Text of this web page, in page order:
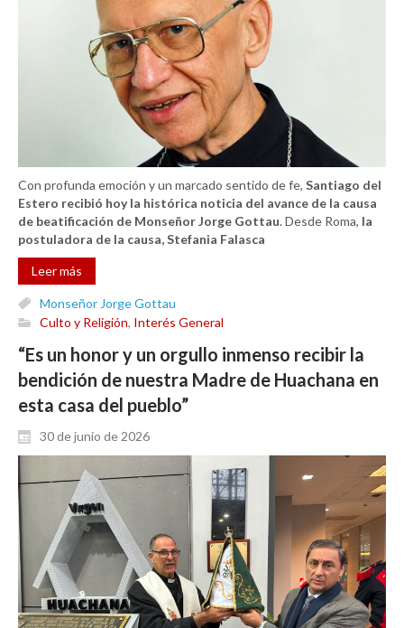
Con profunda emoción y un marcado sentido de fe, Santiago del
Estero recibió hoy la histórica noticia del avance de la causa
de beatificación de Monseñor Jorge Gottau. Desde Roma, la
postuladora de la causa, Stefania Falasca
Leer más
Monseñor Jorge Gottau
Culto y Religión, Interés General
“Es un honor y un orgullo inmenso recibir la
bendición de nuestra Madre de Huachana en
esta casa del pueblo”
30 de junio de 2026